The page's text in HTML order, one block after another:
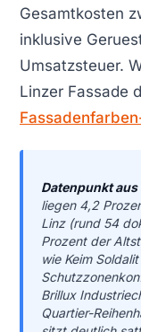
Gesamtkosten
inklusive
Umsatzsteuer.
Linzer Fassade
Datenpunkt
liegen 4,2
Linz (rund 54
Prozent der
wie Keim
Brillux
Quartier-